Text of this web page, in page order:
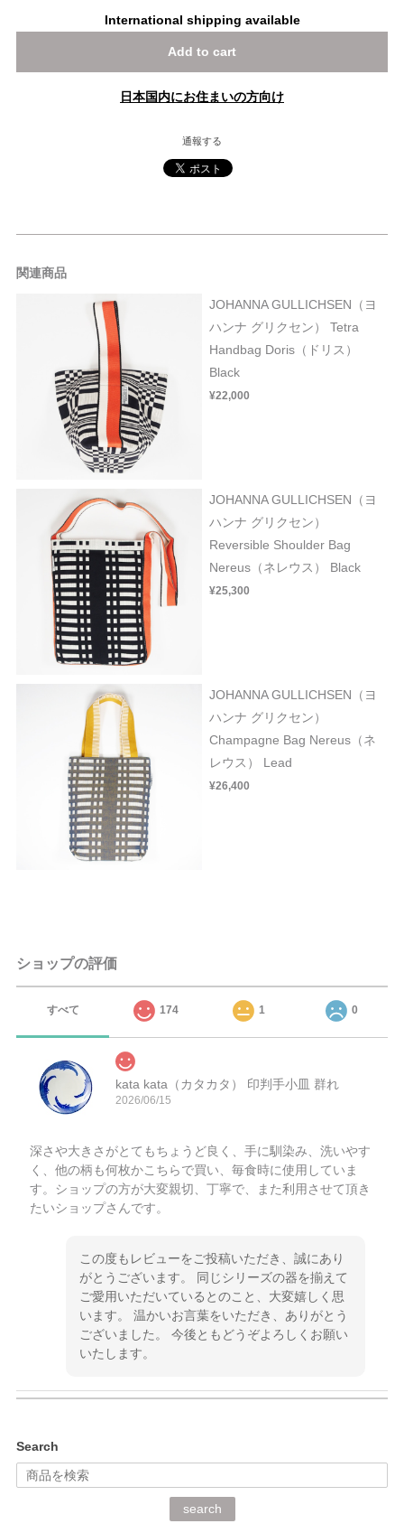
International shipping available
Add to cart
日本国内にお住まいの方向け
通報する
関連商品
JOHANNA GULLICHSEN（ヨ
ハンナ グリクセン） Tetra
Handbag Doris（ドリス）
Black
¥22,000
JOHANNA GULLICHSEN（ヨ
ハンナ グリクセン）
Reversible Shoulder Bag
Nereus（ネレウス） Black
¥25,300
JOHANNA GULLICHSEN（ヨ
ハンナ グリクセン）
Champagne Bag Nereus（ネ
レウス） Lead
¥26,400
ショップの評価
すべて 174 1 0
kata kata（カタカタ） 印判手小皿 群れ
2026/06/15
深さや大きさがとてもちょうど良く、手に馴染み、洗いやす
く、他の柄も何枚かこちらで買い、毎食時に使用していま
す。ショップの方が大変親切、丁寧で、また利用させて頂き
たいショップさんです。
この度もレビューをご投稿いただき、誠にあり
がとうございます。 同じシリーズの器を揃えて
ご愛用いただいているとのこと、大変嬉しく思
います。 温かいお言葉をいただき、ありがとう
ございました。 今後ともどうぞよろしくお願い
いたします。
深さや大きさがとてもちょうど良く、手に馴染み、洗いやす
く、他の柄も何枚かこちらで買い、毎食時に使用していま
Search
search